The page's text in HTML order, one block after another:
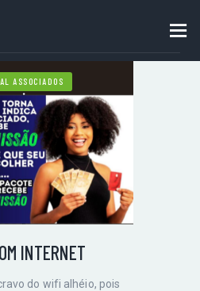
de Representações.
ASSOCIADOS
INTERNET
do wifi alhéio, pois